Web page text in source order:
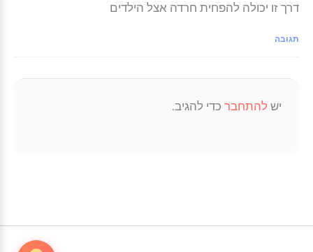
דרך זו יכולה להפחית חרדה אצל הילדים
תגובה
יש להתחבר כדי להגיב.